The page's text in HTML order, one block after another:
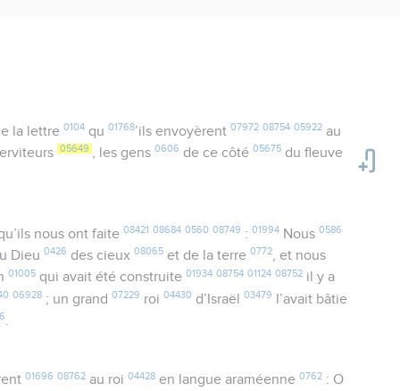
la lettre 0104qu 01768’ils envoyèrent 07972 08754 05922au
05649 , les gens0606 de ce côté05675 du fleuve
nous ont faite 08421 08684 0560 08749 : 01994Nous 0586
Dieu0426 des cieux08065 et de la terre0772, et nous
01005 qui avait été construite01934 08754 01124 08752 il y a
06928 ; un grand07229 roi04430 d’Israël03479 l’avait bâtie
.
01696 08762au roi 04428en langue araméenne 0762: O